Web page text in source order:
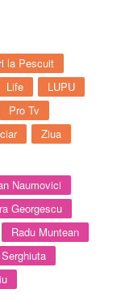
la Pescuit
Life
LUPU
Pro Tv
Ziua
Naumovici
Georgescu
Radu Muntean